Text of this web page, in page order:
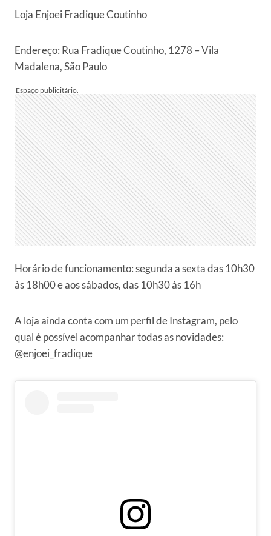
Loja Enjoei Fradique Coutinho
Endereço: Rua Fradique Coutinho, 1278 – Vila
Madalena, São Paulo
Horário de funcionamento: segunda a sexta das 10h30
às 18h00 e aos sábados, das 10h30 às 16h
A loja ainda conta com um perfil de Instagram, pelo
qual é possível acompanhar todas as novidades:
@enjoei_fradique